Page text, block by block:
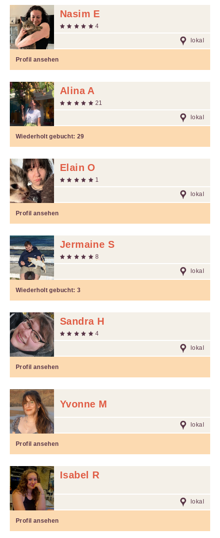
Nasim E
4
lokal
Profil ansehen
Alina A
21
lokal
Wiederholt gebucht:29
Elain O
1
lokal
Profil ansehen
Jermaine S
8
lokal
Wiederholt gebucht:3
Sandra H
4
lokal
Profil ansehen
Yvonne M
lokal
Profil ansehen
Isabel R
lokal
Profil ansehen